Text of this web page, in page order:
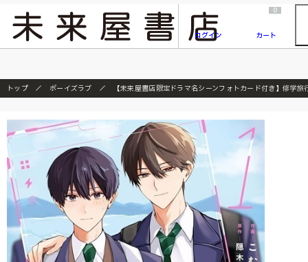
『ONE PIECE magazine 021 ONE PIECEカード付き同梱版』発売延期のご案内
ログイン
0
カート
トップ ボーイズラブ 【未来屋書店限定ドラマ名シーンフォトカード付き】修学